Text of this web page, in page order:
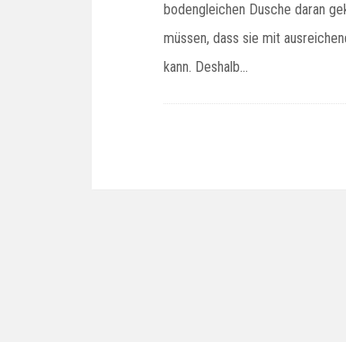
bodengleichen Dusche daran
müssen, dass sie mit
kann. Deshalb…